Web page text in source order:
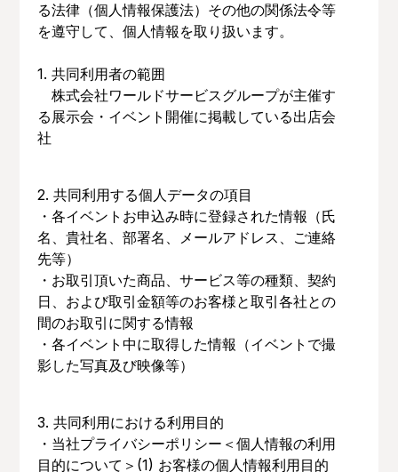
る法律（個人情報保護法）その他の関係法令等
を遵守して、個人情報を取り扱います。
1. 共同利用者の範囲
株式会社ワールドサービスグループが主催す
る展示会・イベント開催に掲載している出店会
社
2. 共同利用する個人データの項目
・各イベントお申込み時に登録された情報（氏
名、貴社名、部署名、メールアドレス、ご連絡
先等）
・お取引頂いた商品、サービス等の種類、契約
日、および取引金額等のお客様と取引各社との
間のお取引に関する情報
・各イベント中に取得した情報（イベントで撮
影した写真及び映像等）
3. 共同利用における利用目的
・当社プライバシーポリシー＜個人情報の利用
目的について＞(1) お客様の個人情報利用目的